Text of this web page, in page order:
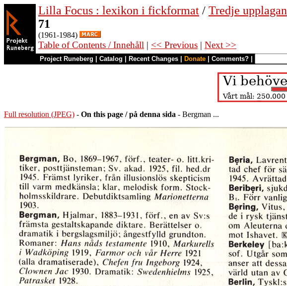
Lilla Focus : lexikon i fickformat / Tredje upplagan
71
(1961-1984)
Table of Contents / Innehåll | << Previous | Next >>
Project Runeberg Catalog Recent Changes Donate Comments?
Full resolution (JPEG) - On this page / på denna sida - Bergman ...